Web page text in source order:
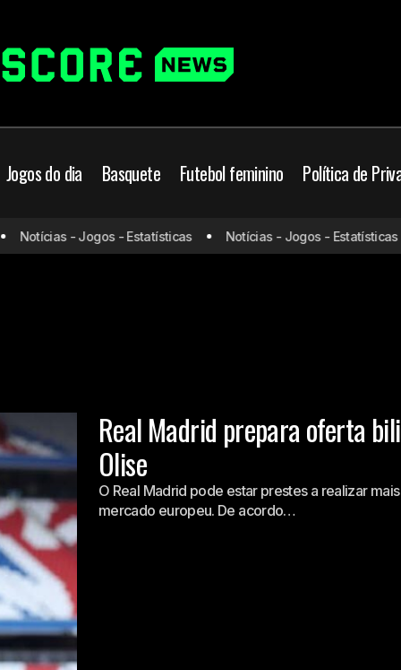
Jogos do dia Basquete Futebol feminino Política de
Notícias - Jogos - Estatísticas Notícias - Jogos - Estatísticas
Real Madrid prepara oferta
Olise
O Real Madrid pode estar prestes a realizar
mercado europeu. De acordo…